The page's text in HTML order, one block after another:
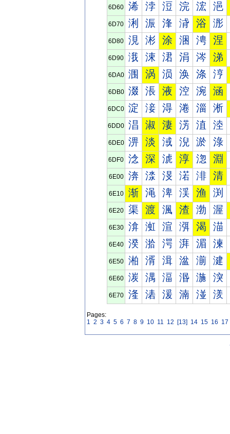
6D60 浠 浡 浢 浣 浤 浥
6D70 浰 浱 浲 浳 浴 浵
6D80 涀 涁 涂 涃 涄 涅
6D90 涐 涑 涒 涓 涔 涕
6DA0 涠 涡 涢 涣 涤 涥
6DB0 涰 涱 液 涳 涴 涵
6DC0 淀 淁 淂 淃 淄 淅
6DD0 淐 淑 淒 淓 淔 淕
6DE0 淠 淡 淢 淣 淤 淥
6DF0 淰 深 淲 淳 淴 淵
6E00 渀 渁 渂 渃 渄 清
6E10 渐 渑 渒 渓 渔 渕
6E20 渠 渡 渢 渣 渤 渥
6E30 渰 渱 渲 渳 渴 渵
6E40 湀 湁 湂 湃 湄 湅
6E50 湐 湑 湒 湓 湔 湕
6E60 湠 湡 湢 湣 湤 湥
6E70 湰 湱 湲 湳 湴 湵
Pages:
1 2 3 4 5 6 7 8 9 10 11 12 [13] 14 15 16 17